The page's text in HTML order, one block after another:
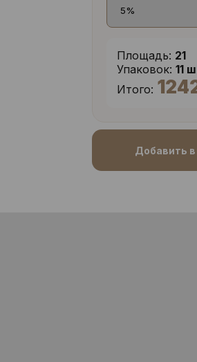
Площадь: 21
Упаковок: 11
Итого:
Добавить в